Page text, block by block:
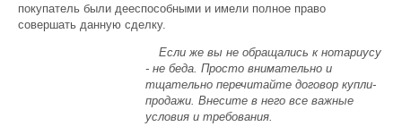
покупатель были дееспособными и имели полное право
совершать данную сделку.
Если же вы не обращались к нотариусу
- не беда. Просто внимательно и
тщательно перечитайте договор купли-
продажи. Внесите в него все важные
условия и требования.